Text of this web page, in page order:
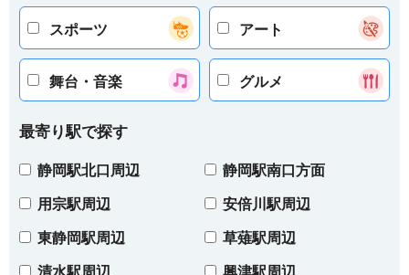
スポーツ アート
舞台・音楽 グルメ
最寄り駅で探す
静岡駅北口周辺 静岡駅南口方面
用宗駅周辺 安倍川駅周辺
東静岡駅周辺 草薙駅周辺
清水駅周辺 興津駅周辺